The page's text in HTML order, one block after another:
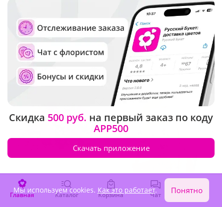
Композиция "Белые розы в
шляпной коробке"
В наличии
5 760 ₽
5(232)
Композиция "Белое
кружево"
В наличии
2 740 ₽
Главная Каталог Корзина Чат Войти
Скидка 500 руб. на первый заказ по коду
APP500
Скачать приложение
Мы используем cookies. Как это работает. Понятно